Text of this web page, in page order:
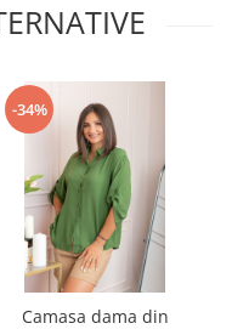
-34%
Camasa dama din